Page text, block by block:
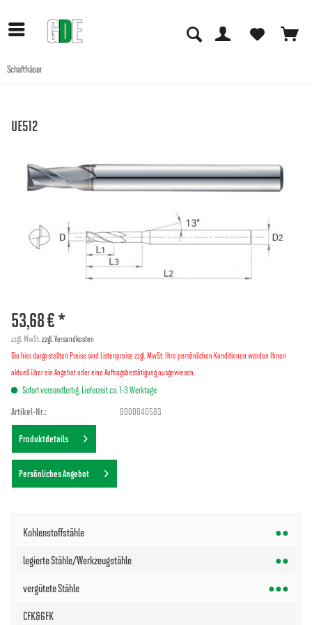
Schaftfräser
UE512
53,68 € *
zzgl. MwSt. zzgl. Versandkosten
Die hier dargestellten Preise sind Listenpreise zzgl. MwSt. Ihre persönlichen Konditionen werden Ihnen
aktuell über ein Angebot oder eine Auftragsbestätigung ausgewiesen.
Sofort versandfertig, Lieferzeit ca. 1-3 Werktage
Artikel-Nr.:
8000040583
Produktdetails
Persönliches Angebot
●●
●●
●●●